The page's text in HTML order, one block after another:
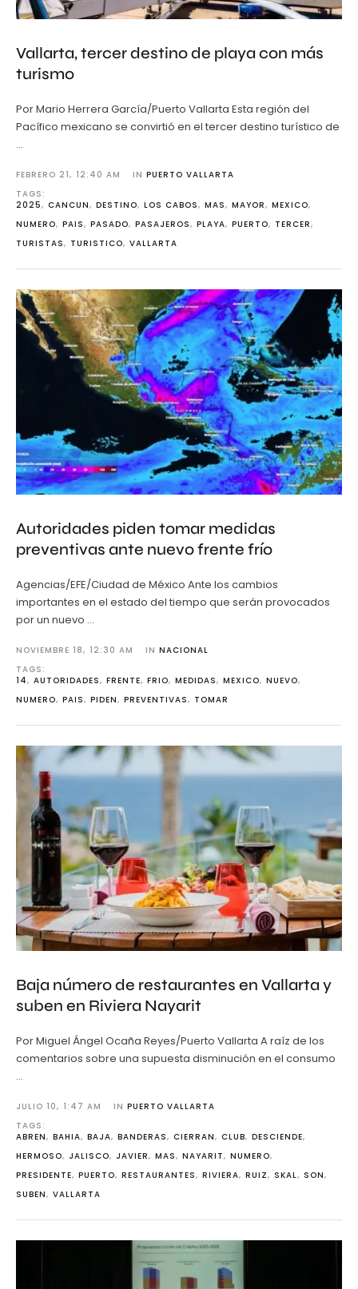
Vallarta, tercer destino de playa con más
turismo
Por Mario Herrera García/Puerto Vallarta Esta región del
Pacífico mexicano se convirtió en el tercer destino turístico de
…
FEBRERO 21, 12:40 AM IN PUERTO VALLARTA
TAGS:
2025, CANCUN, DESTINO, LOS CABOS, MAS, MAYOR, MEXICO,
NUMERO, PAIS, PASADO, PASAJEROS, PLAYA, PUERTO, TERCER,
TURISTAS, TURISTICO, VALLARTA
Autoridades piden tomar medidas
preventivas ante nuevo frente frío
Agencias/EFE/Ciudad de México Ante los cambios
importantes en el estado del tiempo que serán provocados
por un nuevo …
NOVIEMBRE 18, 12:30 AM IN NACIONAL
TAGS:
14, AUTORIDADES, FRENTE, FRIO, MEDIDAS, MEXICO, NUEVO,
NUMERO, PAIS, PIDEN, PREVENTIVAS, TOMAR
Baja número de restaurantes en Vallarta y
suben en Riviera Nayarit
Por Miguel Ángel Ocaña Reyes/Puerto Vallarta A raíz de los
comentarios sobre una supuesta disminución en el consumo
…
JULIO 10, 1:47 AM IN PUERTO VALLARTA
TAGS:
ABREN, BAHIA, BAJA, BANDERAS, CIERRAN, CLUB, DESCIENDE,
HERMOSO, JALISCO, JAVIER, MAS, NAYARIT, NUMERO,
PRESIDENTE, PUERTO, RESTAURANTES, RIVIERA, RUIZ, SKAL, SON,
SUBEN, VALLARTA